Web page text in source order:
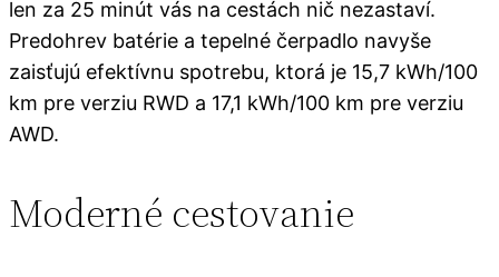
len za 25 minút vás na cestách nič nezastaví.
Predohrev batérie a tepelné čerpadlo navyše
zaisťujú efektívnu spotrebu, ktorá je 15,7 kWh/100
km pre verziu RWD a 17,1 kWh/100 km pre verziu
AWD.
Moderné cestovanie